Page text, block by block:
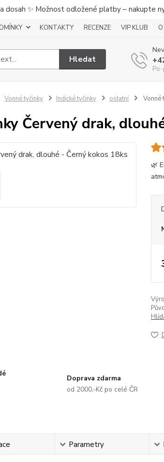
dosah ✨ Možnost odložené platby – nakupte
KONTAKTY RECENZE VIP KLUB
Hledat
Vonné tyčinky Indické tyčinky ostatní Vonné
Červený drak,
🌿
Doprava zdarma
od 2000,-Kč po celé ČR
Parametry